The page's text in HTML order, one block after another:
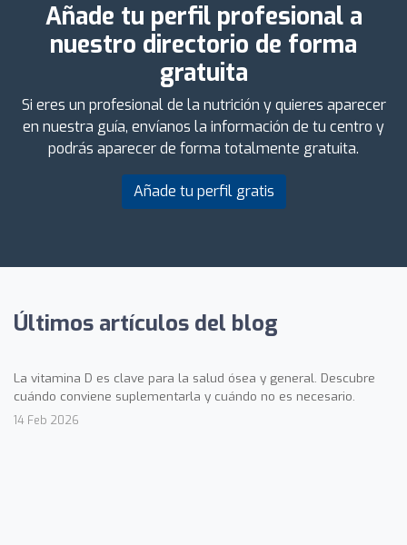
Añade tu perfil profesional a
nuestro directorio de forma
gratuita
Si eres un profesional de la nutrición y quieres aparecer
en nuestra guía, envíanos la información de tu centro y
podrás aparecer de forma totalmente gratuita.
Añade tu perfil gratis
Últimos artículos del blog
La vitamina D es clave para la salud ósea y general. Descubre
cuándo conviene suplementarla y cuándo no es necesario.
14 Feb 2026